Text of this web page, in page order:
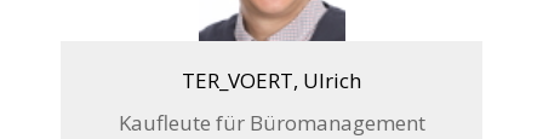
TER_VOERT, Ulrich
Kaufleute für Büromanagement